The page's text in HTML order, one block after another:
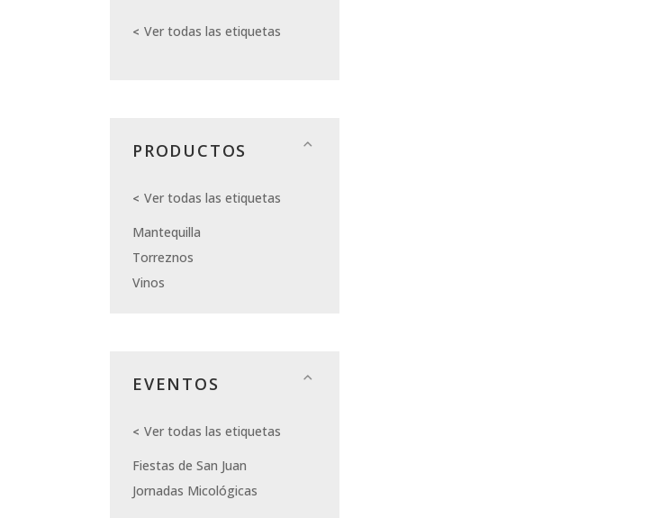
Ver todas las etiquetas
PRODUCTOS
Ver todas las etiquetas
Mantequilla
Torreznos
Vinos
EVENTOS
Ver todas las etiquetas
Fiestas de San Juan
Jornadas Micológicas